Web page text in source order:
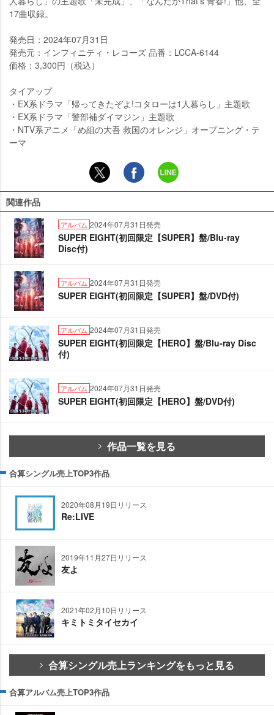
17曲収録。
発売日：2024年07月31日
発売元：インフィニティ・レコーズ 品番：LCCA-6144
価格：3,300円（税込）
タイアップ
・EX系ドラマ「帰ってきたぞよ!コタローは1人暮らし」主題歌
・EX系ドラマ「警部補ダイマジン」主題歌
・NTV系アニメ「め組の大吾 救国のオレンジ」オープニング・テ
ーマ
関連作品
アルバム 2024年07月31日発売
SUPER EIGHT(初回限定【SUPER】盤/Blu-ray
Disc付)
アルバム 2024年07月31日発売
SUPER EIGHT(初回限定【SUPER】盤/DVD付)
アルバム 2024年07月31日発売
SUPER EIGHT(初回限定【HERO】盤/Blu-ray Disc
付)
アルバム 2024年07月31日発売
SUPER EIGHT(初回限定【HERO】盤/DVD付)
作品一覧を見る
合算シングル売上TOP3作品
2020年08月19日リリース
Re:LIVE
2019年11月27日リリース
友よ
2021年02月10日リリース
キミトミタイセカイ
合算シングル売上ランキングをもっと見る
合算アルバム売上TOP3作品